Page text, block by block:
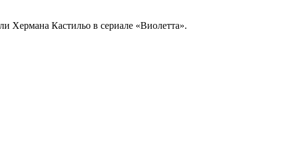
Хермана Кастильо в сериале «Виолетта».